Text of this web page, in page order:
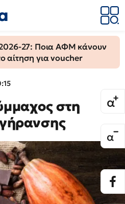
27: Ποια ΑΦΜ κάνουν
αίτηση για voucher
στη